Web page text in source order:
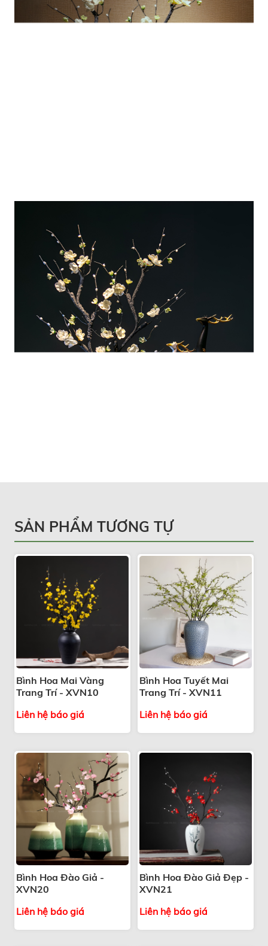
SẢN PHẨM TƯƠNG TỰ
Bình Hoa Mai Vàng
Trang Trí - XVN10
Liên hệ báo giá
Bình Hoa Tuyết Mai
Trang Trí - XVN11
Liên hệ báo giá
Bình Hoa Đào Giả -
XVN20
Liên hệ báo giá
Bình Hoa Đào Giả Đẹp -
XVN21
Liên hệ báo giá